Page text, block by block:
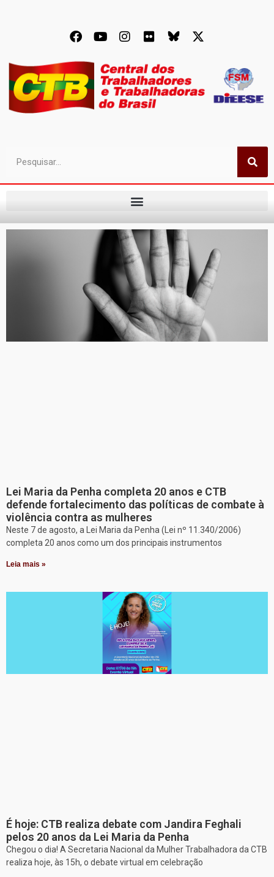
Lei Maria da Penha completa 20 anos e CTB
defende fortalecimento das políticas de combate à
violência contra as mulheres
Neste 7 de agosto, a Lei Maria da Penha (Lei nº 11.340/2006)
completa 20 anos como um dos principais instrumentos
Leia mais »
É hoje: CTB realiza debate com Jandira Feghali
pelos 20 anos da Lei Maria da Penha
Chegou o dia! A Secretaria Nacional da Mulher Trabalhadora da CTB
realiza hoje, às 15h, o debate virtual em celebração